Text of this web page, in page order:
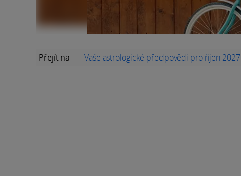
Přejít na Vaše astrologické předpovědi pro říjen 2027